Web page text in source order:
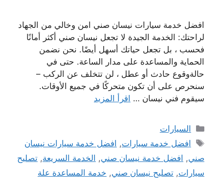
افضل خدمة سيارات نيسان صني امن وخالي من الجهاد
لراحتك: الخدمة الجيدة لا تجعل نيسان صني أكثر أمانًا
فحسب ، بل تجعل حياتك أسهل أيضًا. نحن نضمن
الحماية والمساعدة على مدار الساعة. حتى في
حالةوقوع حادث أو عطل ، لن تتخلف عن الركب –
سنحرص على أن تكون متحركًا في جميع الأوقات.
سيقوم فني نيسان … اقرأ المزيد
التصنيفات
السيارات
الوسوم
افضل خدمة سيارات, افضل خدمة سيارات نيسان
صني, افضل خدمة نيسان صني, الخدمة السريعة, تصليح
سيارات, تصليح نيسان صني, خدمة المساعدة علة